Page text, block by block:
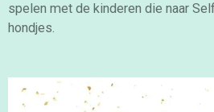
spelen met de kinderen die naar
hondjes.